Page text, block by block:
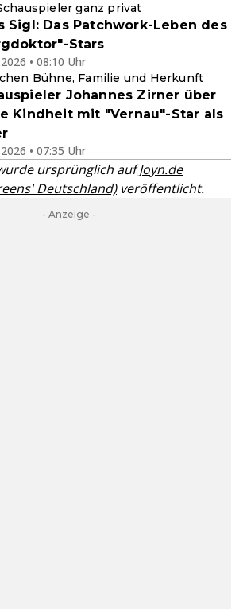
ganz privat
Sigl: Das Patchwork-Leben des
Stars
• 08:10 Uhr
Bühne, Familie und Herkunft
Johannes Zirner über
Kindheit mit "Vernau"-Star als
• 07:35 Uhr
ursprünglich aufJoyn.de
Deutschland)veröffentlicht.
- Anzeige -